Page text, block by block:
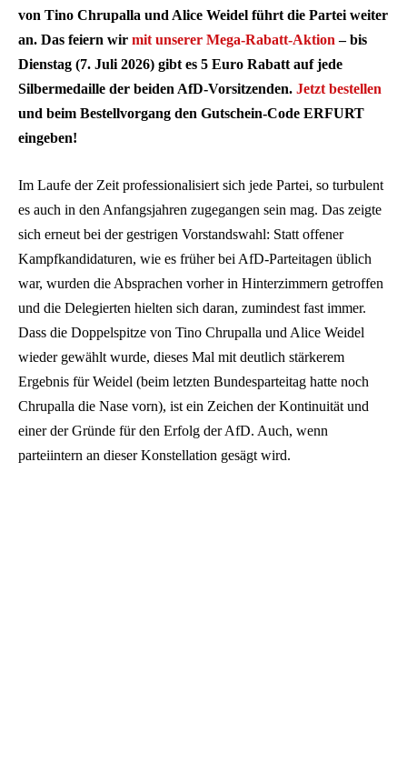
von Tino Chrupalla und Alice Weidel führt die Partei weiter
an. Das feiern wir mit unserer Mega-Rabatt-Aktion – bis
Dienstag (7. Juli 2026) gibt es 5 Euro Rabatt auf jede
Silbermedaille der beiden AfD-Vorsitzenden. Jetzt bestellen
und beim Bestellvorgang den Gutschein-Code ERFURT
eingeben!
Im Laufe der Zeit professionalisiert sich jede Partei, so turbulent
es auch in den Anfangsjahren zugegangen sein mag. Das zeigte
sich erneut bei der gestrigen Vorstandswahl: Statt offener
Kampfkandidaturen, wie es früher bei AfD-Parteitagen üblich
war, wurden die Absprachen vorher in Hinterzimmern getroffen
und die Delegierten hielten sich daran, zumindest fast immer.
Dass die Doppelspitze von Tino Chrupalla und Alice Weidel
wieder gewählt wurde, dieses Mal mit deutlich stärkerem
Ergebnis für Weidel (beim letzten Bundesparteitag hatte noch
Chrupalla die Nase vorn), ist ein Zeichen der Kontinuität und
einer der Gründe für den Erfolg der AfD. Auch, wenn
parteiintern an dieser Konstellation gesägt wird.